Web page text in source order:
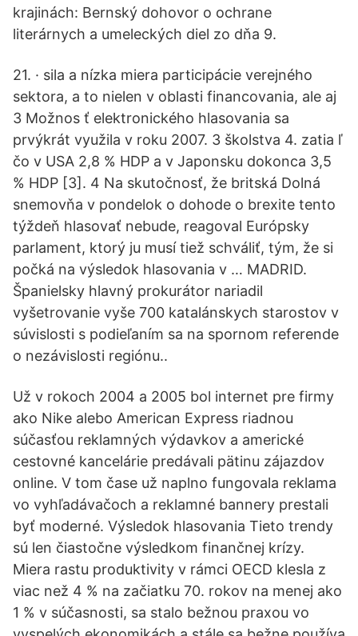
krajinách: Bernský dohovor o ochrane
literárnych a umeleckých diel zo dňa 9.
21. · sila a nízka miera participácie verejného
sektora, a to nielen v oblasti financovania, ale aj
3 Možnos ť elektronického hlasovania sa
prvýkrát využila v roku 2007. 3 školstva 4. zatia ľ
čo v USA 2,8 % HDP a v Japonsku dokonca 3,5
% HDP [3]. 4 Na skutočnosť, že britská Dolná
snemovňa v pondelok o dohode o brexite tento
týždeň hlasovať nebude, reagoval Európsky
parlament, ktorý ju musí tiež schváliť, tým, že si
počká na výsledok hlasovania v … MADRID.
Španielsky hlavný prokurátor nariadil
vyšetrovanie vyše 700 katalánskych starostov v
súvislosti s podieľaním sa na spornom referende
o nezávislosti regiónu..
Už v rokoch 2004 a 2005 bol internet pre firmy
ako Nike alebo American Express riadnou
súčasťou reklamných výdavkov a americké
cestovné kancelárie predávali pätinu zájazdov
online. V tom čase už naplno fungovala reklama
vo vyhľadávačoch a reklamné bannery prestali
byť moderné. Výsledok hlasovania Tieto trendy
sú len čiastočne výsledkom finančnej krízy.
Miera rastu produktivity v rámci OECD klesla z
viac než 4 % na začiatku 70. rokov na menej ako
1 % v súčasnosti, sa stalo bežnou praxou vo